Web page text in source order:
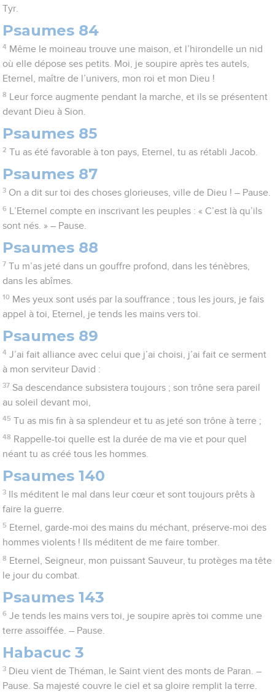
Tyr.
Psaumes 84
4 Même le moineau trouve une maison, et l’hirondelle un nid
où elle dépose ses petits. Moi, je soupire après tes autels,
Eternel, maître de l’univers, mon roi et mon Dieu !
8
Leur force augmente pendant la marche, et ils se présentent
devant Dieu à Sion.
Psaumes 85
2 Tu as été favorable à ton pays, Eternel, tu as rétabli Jacob.
Psaumes 87
3 On a dit sur toi des choses glorieuses, ville de Dieu ! – Pause.
6
L’Eternel compte en inscrivant les peuples : « C’est là qu’ils
sont nés. » – Pause.
Psaumes 88
7 Tu m’as jeté dans un gouffre profond, dans les ténèbres,
dans les abîmes.
10 Mes yeux sont usés par la souffrance ; tous les jours, je fais
appel à toi, Eternel, je tends les mains vers toi.
Psaumes 89
4 J’ai fait alliance avec celui que j’ai choisi, j’ai fait ce serment
à mon serviteur David :
37 Sa descendance subsistera toujours ; son trône sera pareil
au soleil devant moi,
45 Tu as mis fin à sa splendeur et tu as jeté son trône à terre ;
48 Rappelle-toi quelle est la durée de ma vie et pour quel
néant tu as créé tous les hommes.
Psaumes 140
3
Ils méditent le mal dans leur cœur et sont toujours prêts à
faire la guerre.
5 Eternel, garde-moi des mains du méchant, préserve-moi des
hommes violents ! Ils méditent de me faire tomber.
8 Eternel, Seigneur, mon puissant Sauveur, tu protèges ma tête
le jour du combat.
Psaumes 143
6 Je tends les mains vers toi, je soupire après toi comme une
terre assoiffée. – Pause.
Habacuc 3
3 Dieu vient de Théman, le Saint vient des monts de Paran. –
Pause. Sa majesté couvre le ciel et sa gloire remplit la terre.